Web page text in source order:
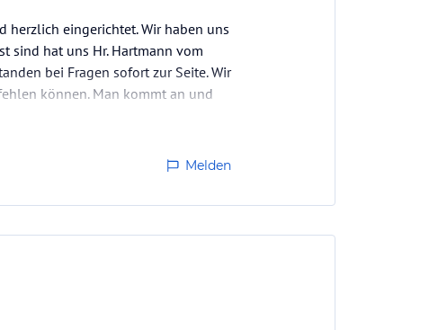
herzlich eingerichtet. Wir haben uns
sind hat uns Hr. Hartmann vom
bei Fragen sofort zur Seite. Wir
können. Man kommt an und
Melden